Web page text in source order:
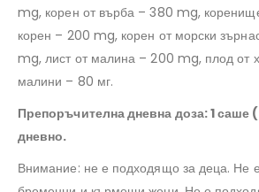
mg, корен от върба – 380 mg,
корен – 200 mg, корен от морски
mg, лист от малина – 200 mg, плод от
малини – 80 мг.
Препоръчителна дневна доза: 1 саше
дневно.
Внимание: не е подходящо за деца. Не